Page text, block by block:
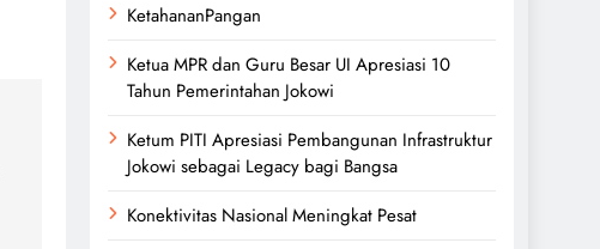
KetahananPangan
Ketua MPR dan Guru Besar UI Apresiasi 10
Tahun Pemerintahan Jokowi
Ketum PITI Apresiasi Pembangunan Infrastruktur
Jokowi sebagai Legacy bagi Bangsa
Konektivitas Nasional Meningkat Pesat